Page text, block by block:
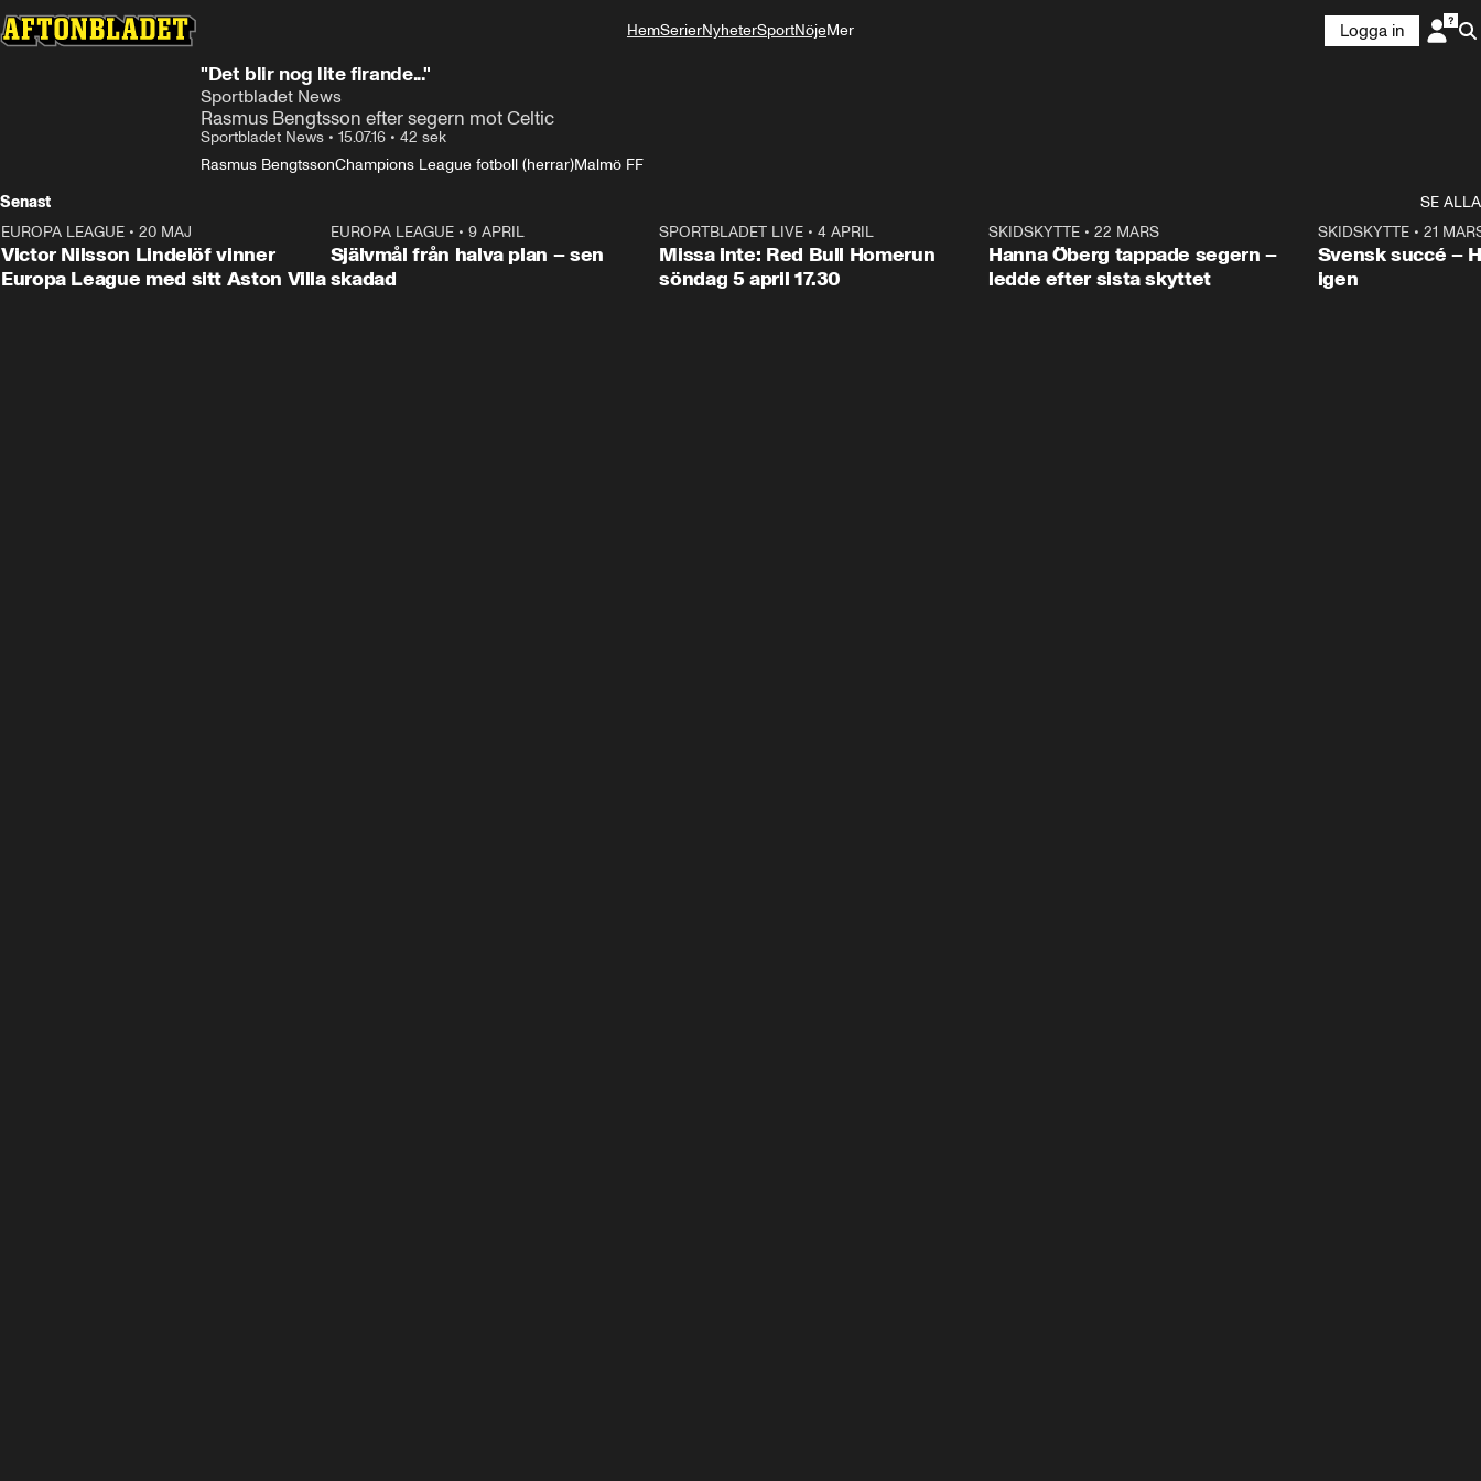
HemSerierNyheterSportNöjeMer
Logga in
"Det blir nog lite firande..."
Sportbladet News
Rasmus Bengtsson efter segern mot Celtic
Sportbladet News • 15.07.16 • 42 sek
Rasmus BengtssonChampions League fotboll (herrar)Malmö FF
Senast
SE ALLA
EUROPA LEAGUE • 20 MAJ
Victor Nilsson Lindelöf vinner
Europa League med sitt Aston Villa
1:03
EUROPA LEAGUE• 9 APRIL
Självmål från halva plan – sen
skadad
SPORTBLADET LIVE •4 APRIL
Missa inte: Red Bull Homerun
söndag 5 april 17.30
SKIDSKYTTE• 22 MARS
Hanna Öberg tappade segern –
ledde efter sista skyttet
SKIDSKYTTE• 21
Svensk succé –
igen